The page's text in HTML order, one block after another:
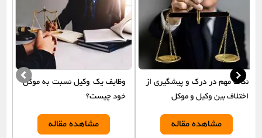
وظایف یک وکیل نسبت به موکل
خود چیست؟
مشاهده مقاله
نکات مهم در درک و پیشگیری از
اختلاف بین وکیل و موکل
مشاهده مقاله